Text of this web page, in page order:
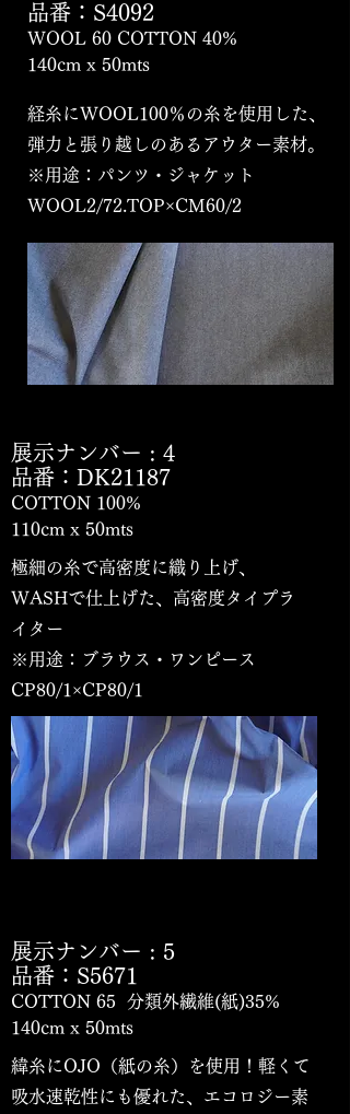
品番：S4092
WOOL 60 COTTON 40%
140cm x 50mts
経糸にWOOL100％の糸を使用した、
弾力と張り越しのあるアウター素材。
※用途：パンツ・ジャケット
WOOL2/72.TOP×CM60/2
展示ナンバー : 4
品番：DK21187
COTTON 100%
110cm x 50mts
極細の糸で高密度に織り上げ、
WASHで仕上げた、高密度タイプラ
イター
※用途：ブラウス・ワンピース
CP80/1×CP80/1
展示ナンバー : 5
品番：S5671
COTTON 65 分類外繊維(紙)35%
140cm x 50mts
緯糸にOJO（紙の糸）を使用！軽くて
吸水速乾性にも優れた、エコロジー素